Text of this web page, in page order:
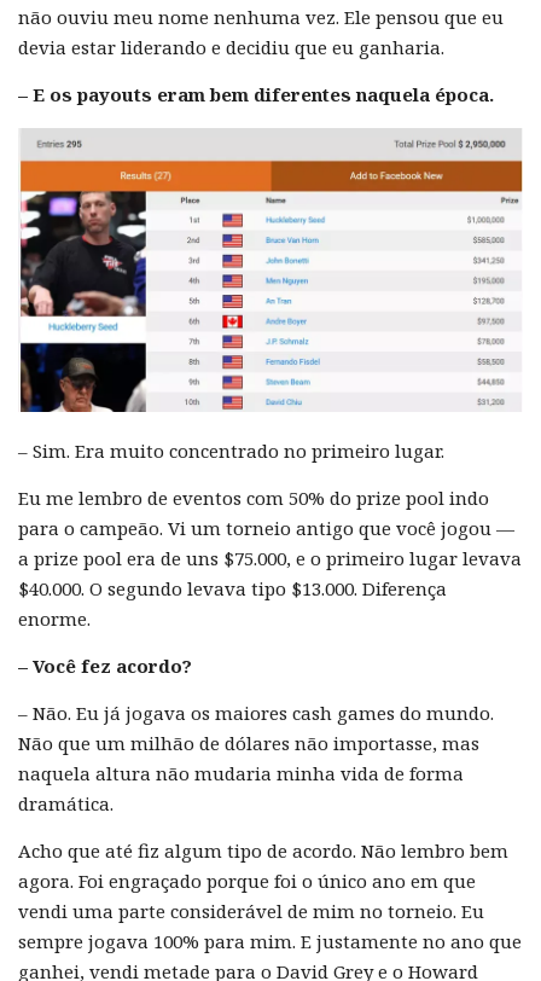
não ouviu meu nome nenhuma vez. Ele pensou que eu
devia estar liderando e decidiu que eu ganharia.
– E os payouts eram bem diferentes naquela época.
– Sim. Era muito concentrado no primeiro lugar.
Eu me lembro de eventos com 50% do prize pool indo
para o campeão. Vi um torneio antigo que você jogou —
a prize pool era de uns $75.000, e o primeiro lugar levava
$40.000. O segundo levava tipo $13.000. Diferença
enorme.
– Você fez acordo?
– Não. Eu já jogava os maiores cash games do mundo.
Não que um milhão de dólares não importasse, mas
naquela altura não mudaria minha vida de forma
dramática.
Acho que até fiz algum tipo de acordo. Não lembro bem
agora. Foi engraçado porque foi o único ano em que
vendi uma parte considerável de mim no torneio. Eu
sempre jogava 100% para mim. E justamente no ano que
ganhei, vendi metade para o David Grey e o Howard